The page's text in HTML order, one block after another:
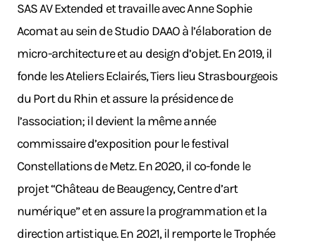
SAS AV Extended et travaille avec Anne Sophie
Acomat au sein de Studio DAAO à l’élaboration de
micro-architecture et au design d’objet. En 2019, il
fonde les Ateliers Eclairés, Tiers lieu Strasbourgeois
du Port du Rhin et assure la présidence de
l’association; il devient la même année
commissaire d’exposition pour le festival
Constellations de Metz. En 2020, il co-fonde le
projet “Château de Beaugency, Centre d’art
numérique” et en assure la programmation et la
direction artistique. En 2021, il remporte le Trophée